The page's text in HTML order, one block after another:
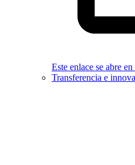
Este enlace se abre
Transferencia e